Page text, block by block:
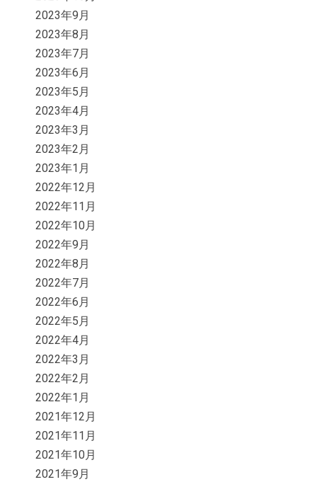
2023年9月
2023年8月
2023年7月
2023年6月
2023年5月
2023年4月
2023年3月
2023年2月
2023年1月
2022年12月
2022年11月
2022年10月
2022年9月
2022年8月
2022年7月
2022年6月
2022年5月
2022年4月
2022年3月
2022年2月
2022年1月
2021年12月
2021年11月
2021年10月
2021年9月